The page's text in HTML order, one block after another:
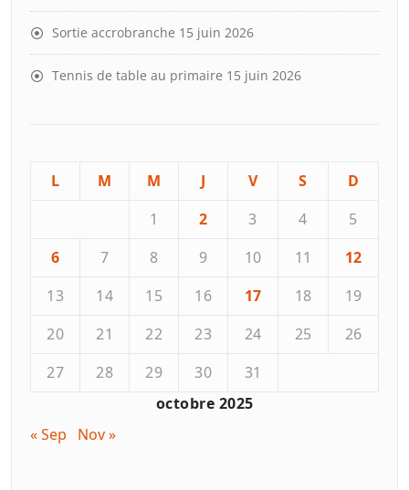
Sortie accrobranche 15 juin 2026
Tennis de table au primaire 15 juin 2026
octobre 2025
L M M J V S
D
1
2 3 4
5
6
7 8 9 10 11
12
13
14 15 16 17 18
19
20
21 22 23 24 25
26
27
28 29 30 31
« Sep Nov »